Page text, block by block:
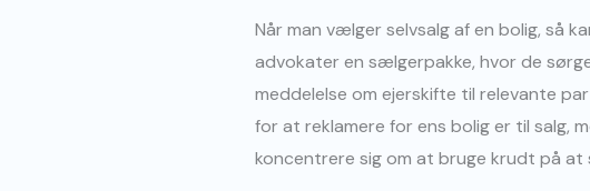
Når man vælger selvsalg af en bolig, så
advokater en sælgerpakke, hvor de
meddelelse om ejerskifte til relevante
for at reklamere for ens bolig er til salg,
koncentrere sig om at bruge krudt på